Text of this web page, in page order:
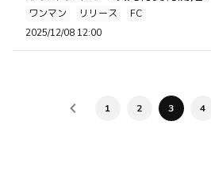
ワンマン リリース
FC
2025/12/08 12:00
1 2 3 4